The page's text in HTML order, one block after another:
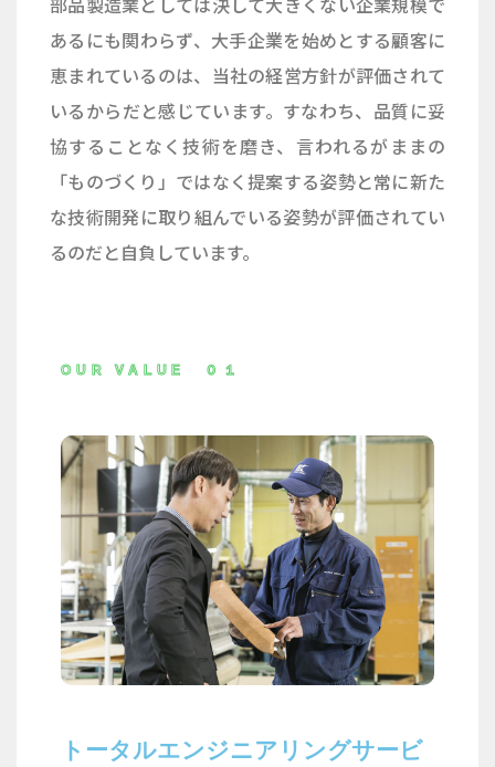
あるにも関わらず、大手企業を始めとする顧客に
恵まれているのは、当社の経営方針が評価されて
いるからだと感じています。すなわち、品質に妥
協することなく技術を磨き、言われるがままの
「ものづくり」ではなく提案する姿勢と常に新た
な技術開発に取り組んでいる姿勢が評価されてい
るのだと自負しています。
OUR VALUE ０１
トータルエンジニアリングサービ